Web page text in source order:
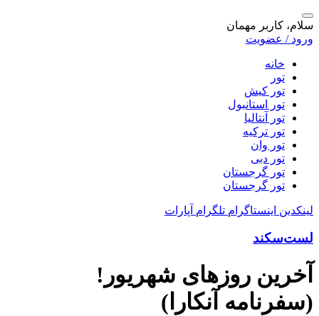
سلام، کاربر مهمان
ورود / عضویت
خانه
تور
تور کیش
تور استانبول
تور آنتالیا
تور ترکیه
تور وان
تور دبی
تور گرجستان
تور گرجستان
لینکدین اینستاگرام تلگرام آپارات
لست‌سکند
آخرین روزهای شهریور!
(سفرنامه آنکارا)